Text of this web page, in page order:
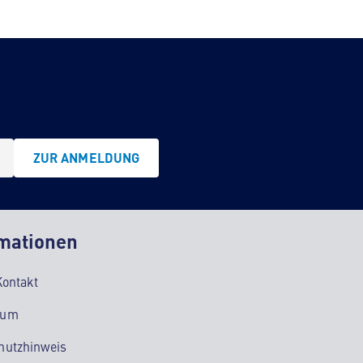
ZUR ANMELDUNG